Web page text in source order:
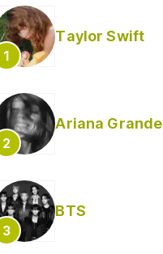
Taylor Swift
Ariana Grande
BTS